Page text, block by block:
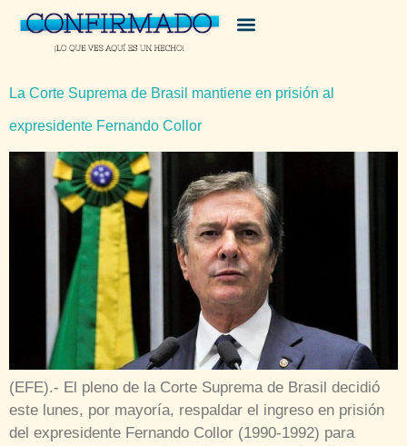
La Corte Suprema de Brasil mantiene en prisión al
expresidente Fernando Collor
(EFE).- El pleno de la Corte Suprema de Brasil decidió
este lunes, por mayoría, respaldar el ingreso en prisión
del expresidente Fernando Collor (1990-1992) para